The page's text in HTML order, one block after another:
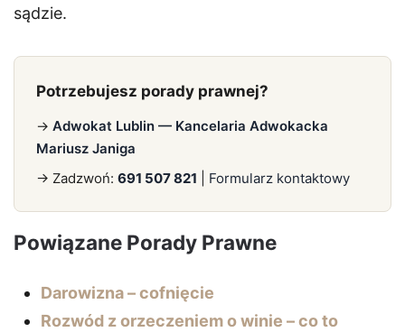
sądzie.
Potrzebujesz porady prawnej?
→ Adwokat Lublin — Kancelaria Adwokacka
Mariusz Janiga
→ Zadzwoń: 691 507 821 Formularz kontaktowy
Powiązane Porady Prawne
Darowizna – cofnięcie
Rozwód z orzeczeniem o winie – co to